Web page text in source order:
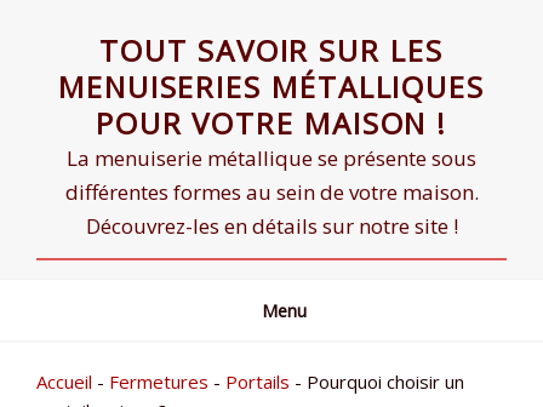
content
TOUT SAVOIR SUR LES
MENUISERIES MÉTALLIQUES
POUR VOTRE MAISON !
La menuiserie métallique se présente sous
différentes formes au sein de votre maison.
Découvrez-les en détails sur notre site !
Menu
Accueil - Fermetures - Portails - Pourquoi choisir un